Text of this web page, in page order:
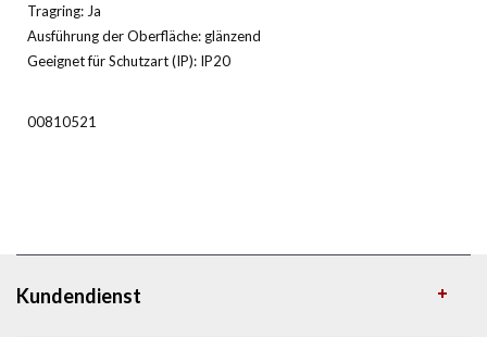
Tragring: Ja
Ausführung der Oberfläche: glänzend
Geeignet für Schutzart (IP): IP20
00810521
Kundendienst